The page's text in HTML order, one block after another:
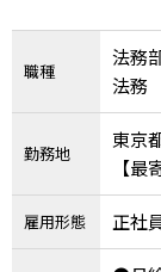
職種
法務
法務
勤務地
東京
雇用形態 正社